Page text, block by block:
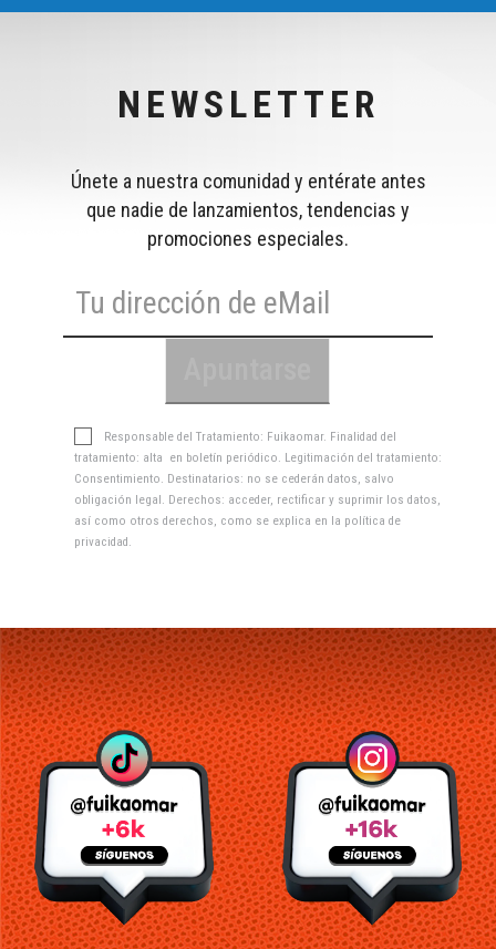
NEWSLETTER
Únete a nuestra comunidad y entérate antes
que nadie de lanzamientos, tendencias y
promociones especiales.
Responsable del Tratamiento: Fuikaomar. Finalidad del
tratamiento: alta en boletín periódico. Legitimación del tratamiento:
Consentimiento. Destinatarios: no se cederán datos, salvo
obligación legal. Derechos: acceder, rectificar y suprimir los datos,
así como otros derechos, como se explica en la política de
privacidad